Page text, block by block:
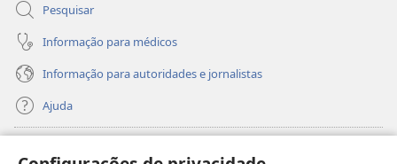
Pesquisar
Informação para médicos
Informação para autoridades e jornalistas
Ajuda
(abre